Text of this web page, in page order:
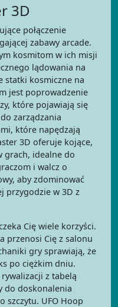
3D
połączenie
zabawy arcade.
kosmitom w ich misji
lądowania na
statki kosmiczne na
jest poprowadzenie
które pojawiają się
zarządzania
które napędzają
3D oferuje kojące,
grach, idealne do
i walcz o
aby zdominować
przygodzie w 3D z
Cię wiele korzyści.
przenosi Cię z salonu
gry sprawiają, że
po ciężkim dniu.
z tabelą
do doskonalenia
szczytu. UFO Hoop